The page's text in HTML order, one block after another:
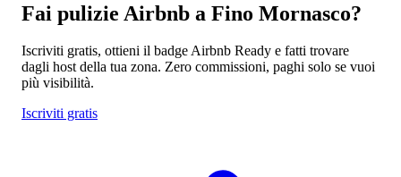
Fai pulizie Airbnb a Fino Mornasco?
Iscriviti gratis, ottieni il badge Airbnb Ready e fatti trovare
dagli host della tua zona. Zero commissioni, paghi solo se vuoi
più visibilità.
Iscriviti gratis